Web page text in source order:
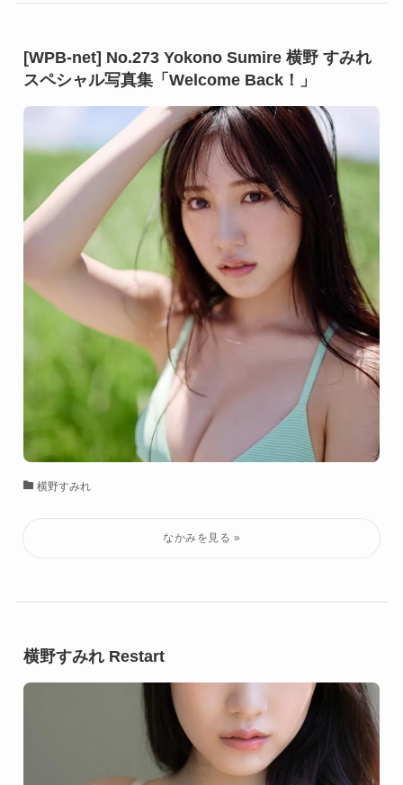
[WPB-net] No.273 Yokono Sumire 横野 すみれ
スペシャル写真集「Welcome Back！」
横野すみれ
横野すみれ Restart